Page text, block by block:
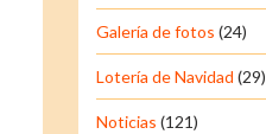
Galería de fotos (24)
Lotería de Navidad (29)
Noticias (121)